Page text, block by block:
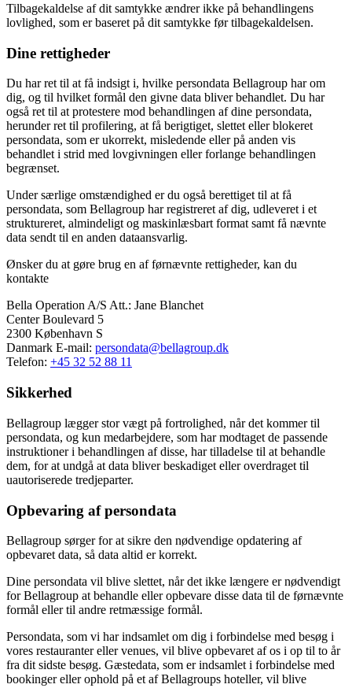
Tilbagekaldelse af dit samtykke ændrer ikke på behandlingens
lovlighed, som er baseret på dit samtykke før tilbagekaldelsen.
Dine rettigheder
Du har ret til at få indsigt i, hvilke persondata Bellagroup har om
dig, og til hvilket formål den givne data bliver behandlet. Du har
også ret til at protestere mod behandlingen af dine persondata,
herunder ret til profilering, at få berigtiget, slettet eller blokeret
persondata, som er ukorrekt, misledende eller på anden vis
behandlet i strid med lovgivningen eller forlange behandlingen
begrænset.
Under særlige omstændighed er du også berettiget til at få
persondata, som Bellagroup har registreret af dig, udleveret i et
struktureret, almindeligt og maskinlæsbart format samt få nævnte
data sendt til en anden dataansvarlig.
Ønsker du at gøre brug en af førnævnte rettigheder, kan du
kontakte
Bella Operation A/S Att.: Jane Blanchet
Center Boulevard 5
2300 København S
Danmark E-mail: persondata@bellagroup.dk
Telefon: +45 32 52 88 11
Sikkerhed
Bellagroup lægger stor vægt på fortrolighed, når det kommer til
persondata, og kun medarbejdere, som har modtaget de passende
instruktioner i behandlingen af disse, har tilladelse til at behandle
dem, for at undgå at data bliver beskadiget eller overdraget til
uautoriserede tredjeparter.
Opbevaring af persondata
Bellagroup sørger for at sikre den nødvendige opdatering af
opbevaret data, så data altid er korrekt.
Dine persondata vil blive slettet, når det ikke længere er nødvendigt
for Bellagroup at behandle eller opbevare disse data til de førnævnte
formål eller til andre retmæssige formål.
Persondata, som vi har indsamlet om dig i forbindelse med besøg i
vores restauranter eller venues, vil blive opbevaret af os i op til to år
fra dit sidste besøg. Gæstedata, som er indsamlet i forbindelse med
bookinger eller ophold på et af Bellagroups hoteller, vil blive